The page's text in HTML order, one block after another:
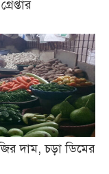
দাম, চড়া ডিমের